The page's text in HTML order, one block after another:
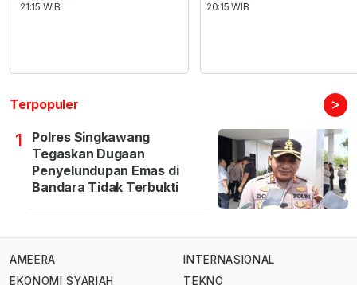
21:15 WIB
20:15 WIB
Terpopuler >
1
Polres Singkawang
Tegaskan Dugaan
Penyelundupan Emas di
Bandara Tidak Terbukti
AMEERA
EKONOMI SYARIAH
INTERNASIONAL
TEKNO